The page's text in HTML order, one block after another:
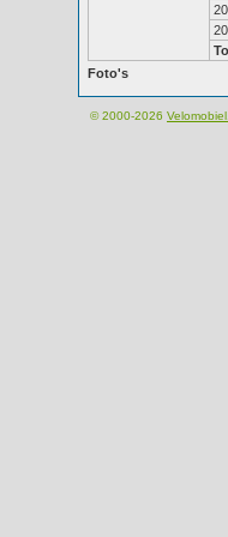
Foto's
© 2000-2026